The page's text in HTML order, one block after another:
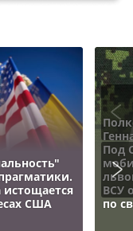
истощается
США
Под
ВСУ
по